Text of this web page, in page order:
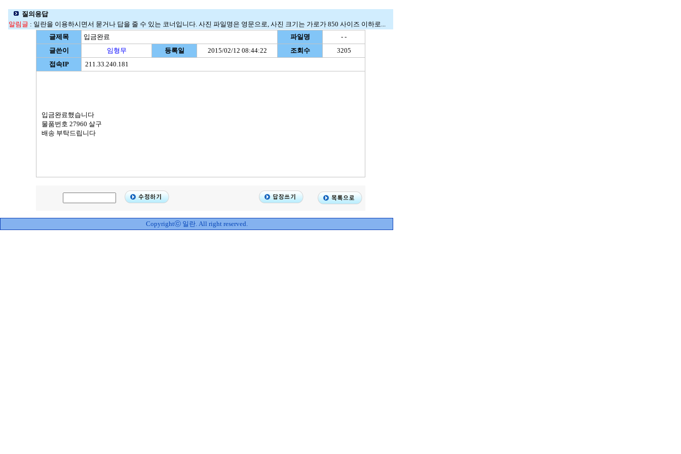
질의응답
알림글 : 일란을 이용하시면서 묻거나 답을 줄 수 있는 코너입니다. 사진 파일명은 영문으로, 사진 크기는 가로가 850 사이즈 이하로...
글제목
입금완료 파일명
- -
글쓴이
임형무 등록일 2015/02/12 08:44:22 조회수
3205
접속IP
211.33.240.181
입금완료했습니다
물품번호 27960 살구
배송 부탁드립니다
Copyrightⓒ 일란. All right reserved.